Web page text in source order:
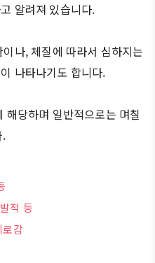
알려져 있습니다.
나, 체질에 따라서 심하지는
나타나기도 합니다.
해당하며 일반적으로는 며칠
.
적 등
로감